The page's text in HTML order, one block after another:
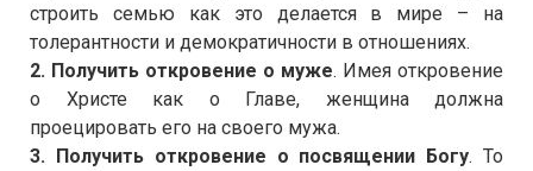
строить семью как это делается в мире – на
толерантности и демократичности в отношениях.
2. Получить откровение о муже. Имея откровение
о Христе как о Главе, женщина должна
проецировать его на своего мужа.
3. Получить откровение о посвящении Богу. То